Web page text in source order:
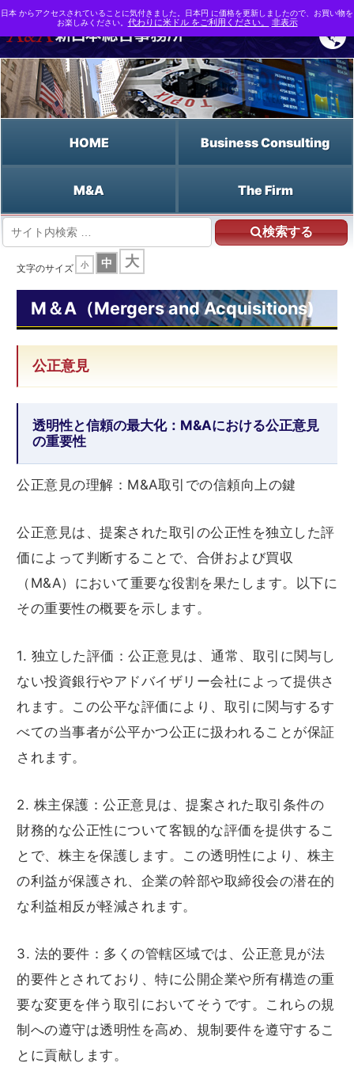
HOME Business Consulting
M&A The Firm
検索する
M&A支援なら新日本総合事務所 | M&A（Mergers and Acquisitions)
文字のサイズ 小 中 大
M＆A（Mergers and Acquisitions)
公正意見
透明性と信頼の最大化：M&Aにおける公正意見
の重要性
公正意見の理解：M&A取引での信頼向上の鍵
公正意見は、提案された取引の公正性を独立した評
価によって判断することで、合併および買収
（M&A）において重要な役割を果たします。以下に
その重要性の概要を示します。
1. 独立した評価：公正意見は、通常、取引に関与し
ない投資銀行やアドバイザリー会社によって提供さ
れます。この公平な評価により、取引に関与するす
べての当事者が公平かつ公正に扱われることが保証
されます。
2. 株主保護：公正意見は、提案された取引条件の
財務的な公正性について客観的な評価を提供するこ
とで、株主を保護します。この透明性により、株主
の利益が保護され、企業の幹部や取締役会の潜在的
な利益相反が軽減されます。
3. 法的要件：多くの管轄区域では、公正意見が法
的要件とされており、特に公開企業や所有構造の重
要な変更を伴う取引においてそうです。これらの規
制への遵守は透明性を高め、規制要件を遵守するこ
とに貢献します。
日本 からアクセスされていることに気付きました。日本円 に価格を更新しましたので、お買い物を
お楽しみください。 代わりに米ドル をご利用ください。 非表示